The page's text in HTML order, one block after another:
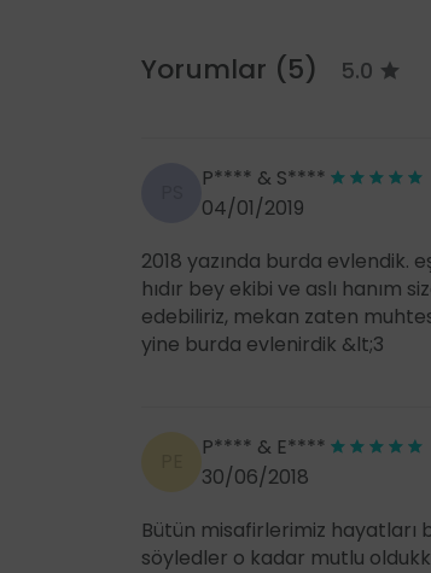
Yorumlar (5) 5.0
P**** & S****
04/01/2019
2018 yazında burda evlendik.
hıdır bey ekibi ve aslı hanım
edebiliriz, mekan zaten
yine burda evlenirdik &lt;3
P**** & E****
30/06/2018
Bütün misafirlerimiz hayatları
söyledler o kadar mutlu